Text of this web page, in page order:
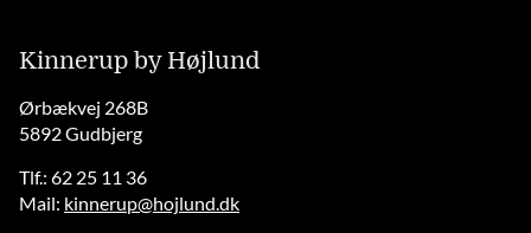
Kinnerup by Højlund
Ørbækvej 268B
5892 Gudbjerg
Tlf.: 62 25 11 36
Mail: kinnerup@hojlund.dk